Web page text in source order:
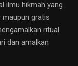
ilmu hikmah yang
maupun gratis
ritual
dan amalkan